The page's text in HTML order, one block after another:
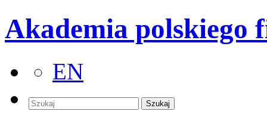
Akademia polskiego
EN